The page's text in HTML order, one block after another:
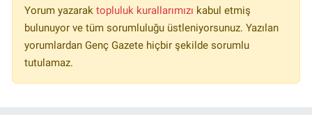
Yorum yazarak topluluk kurallarımızı kabul etmiş
bulunuyor ve tüm sorumluluğu üstleniyorsunuz. Yazılan
yorumlardan Genç Gazete hiçbir şekilde sorumlu
tutulamaz.